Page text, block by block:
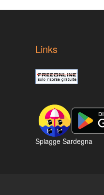
Links
Spiagge Sardegna